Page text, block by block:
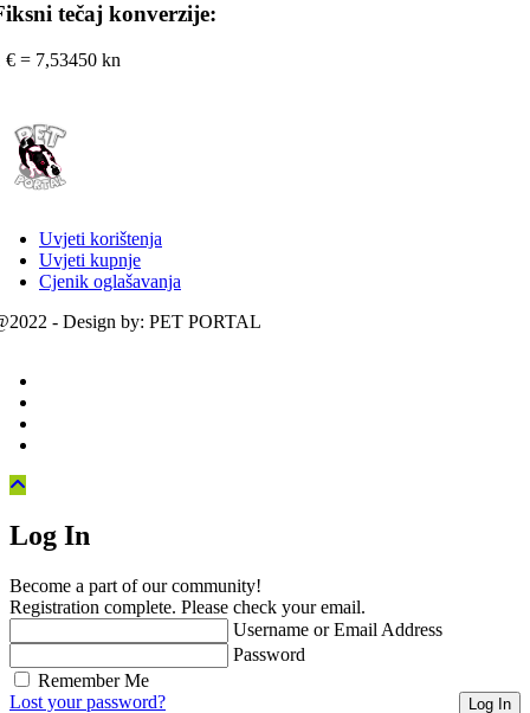
tečaj konverzije:
€ = 7,53450 kn
Uvjeti korištenja
Uvjeti kupnje
Cjenik oglašavanja
- Design by: PET PORTAL
Log In
Become a part of our community!
Registration complete. Please check your email.
Username or Email Address
Password
Remember Me
Lost your password?